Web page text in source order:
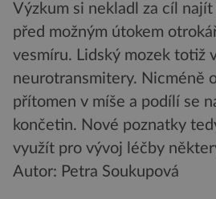
Výzkum si nekladl za cíl
před možným útokem
vesmíru. Lidský mozek totiž
neurotransmitery. Nicméně
přítomen v míše a podílí se
končetin. Nové poznatky
využít pro vývoj léčby
Autor: Petra Soukupová